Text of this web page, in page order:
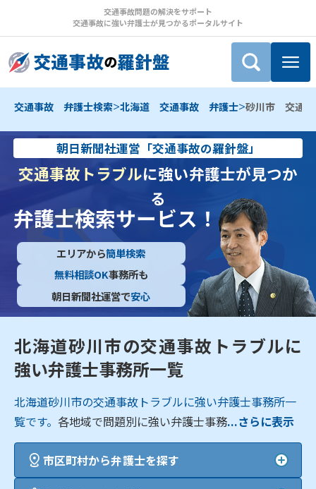
交通事故問題の解決をサポート
交通事故に強い弁護士が見つかるポータルサイト
交通事故 弁護士検索>北海道 交通事故 弁護士>砂川市 交通
朝日新聞社運営「交通事故の羅針盤」
交通事故トラブルに強い弁護士が見つか
る
弁護士検索サービス！
エリアから簡単検索
無料相談OK事務所も
朝日新聞社運営で安心
北海道砂川市の交通事故トラブルに
強い弁護士事務所一覧
北海道砂川市の交通事故トラブルに強い弁護士事務所一
覧です。各地域で問題別に強い弁護士事務...さらに表示
市区町村から弁護士を探す